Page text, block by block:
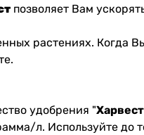
позволяет Вам
растениях. Когда
удобрения "
л. Используйте до